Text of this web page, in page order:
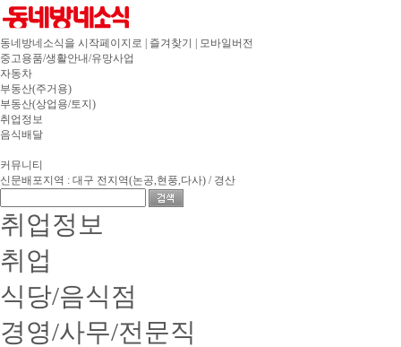
동네방네소식을 시작페이지로 즐겨찾기
모바일버전
중고용품/생활안내/유망사업
자동차
부동산(주거용)
부동산(상업용/토지)
취업정보
음식배달
커뮤니티
신문배포지역 : 대구 전지역(논공,현풍,다사) / 경산
취업정보
취업
식당/음식점
경영/사무/전문직